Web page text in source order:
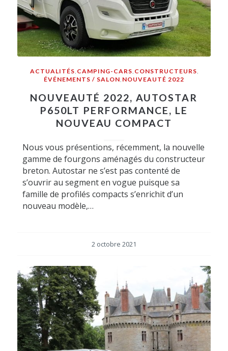
ACTUALITÉS, CAMPING-CARS, CONSTRUCTEURS,
ÉVÉNEMENTS / SALON, NOUVEAUTÉ 2022
NOUVEAUTÉ 2022, AUTOSTAR
P650LT PERFORMANCE, LE
NOUVEAU COMPACT
Nous vous présentions, récemment, la nouvelle
gamme de fourgons aménagés du constructeur
breton. Autostar ne s’est pas contenté de
s’ouvrir au segment en vogue puisque sa
famille de profilés compacts s’enrichit d’un
nouveau modèle,…
2 octobre 2021